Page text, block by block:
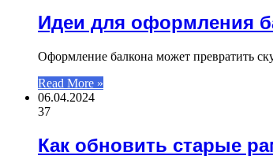
Идеи для оформления
Оформление балкона может превратить
Read More »
06.04.2024
37
Как обновить старые